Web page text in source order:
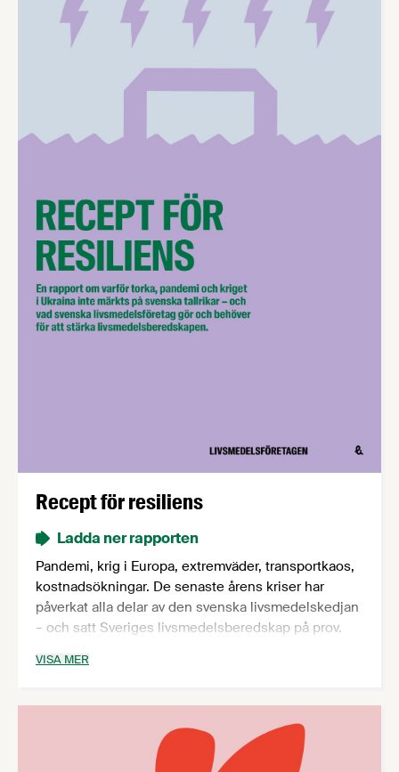
Recept för resiliens
Ladda ner rapporten
Pandemi, krig i Europa, extremväder, transportkaos,
kostnadsökningar. De senaste årens kriser har
påverkat alla delar av den svenska livsmedelskedjan
– och satt Sveriges livsmedelsberedskap på prov.
livsmedelsföretag sett till att hålla butikshyllorna
rapporten ”Recept för resiliens” reder vi ut vad
svenska livsmedelsproducenter gör och behöver för
att stärka Sveriges livsmedelsberedskap.
VISA MER